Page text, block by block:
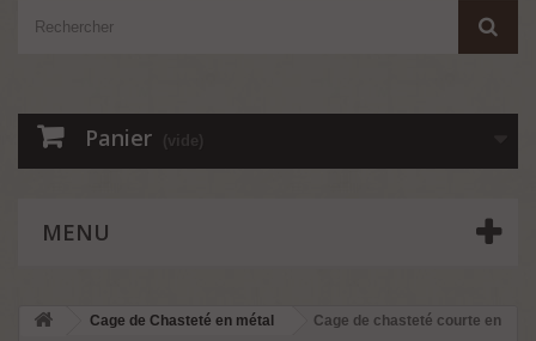
Panier (vide)
MENU
Cage de Chasteté en métal
Cage de chasteté courte en